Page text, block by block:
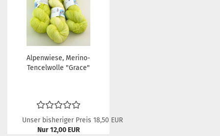
Alpenwiese, Merino-
Tencelwolle "Grace"
Unser bisheriger Preis 18,50 EUR
Nur 12,00 EUR